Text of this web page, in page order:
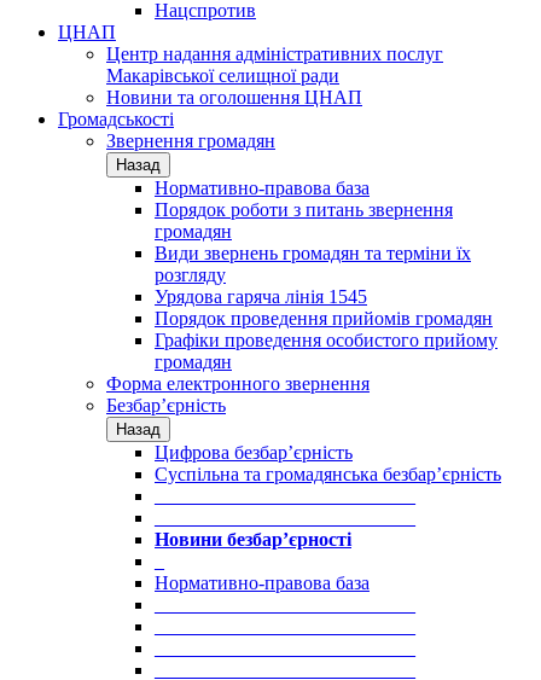
Нацспротив
ЦНАП
Центр надання адміністративних послуг
Макарівської селищної ради
Новини та оголошення ЦНАП
Громадськості
Звернення громадян
Назад
Нормативно-правова база
Порядок роботи з питань звернення
громадян
Види звернень громадян та терміни їх
розгляду
Урядова гаряча лінія 1545
Порядок проведення прийомів громадян
Графіки проведення особистого прийому
громадян
Форма електронного звернення
Безбар’єрність
Назад
Цифрова безбар’єрність
Суспільна та громадянська безбар’єрність
Новини безбар’єрності
Нормативно-правова база